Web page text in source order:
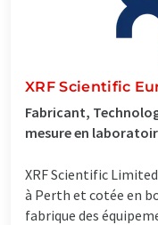
XRF Scientific
Fabricant,
mesure en
XRF Scientific
à Perth et cotée en
fabrique des